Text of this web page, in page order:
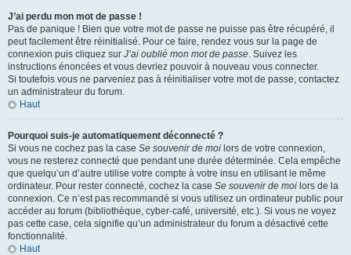
J’ai perdu mon mot de passe !
Pas de panique ! Bien que votre mot de passe ne puisse pas être récupéré, il
peut facilement être réinitialisé. Pour ce faire, rendez vous sur la page de
connexion puis cliquez sur J’ai oublié mon mot de passe. Suivez les
instructions énoncées et vous devriez pouvoir à nouveau vous connecter.
Si toutefois vous ne parveniez pas à réinitialiser votre mot de passe, contactez
un administrateur du forum.
Haut
Pourquoi suis-je automatiquement déconnecté ?
Si vous ne cochez pas la case Se souvenir de moi lors de votre connexion,
vous ne resterez connecté que pendant une durée déterminée. Cela empêche
que quelqu’un d’autre utilise votre compte à votre insu en utilisant le même
ordinateur. Pour rester connecté, cochez la case Se souvenir de moi lors de la
connexion. Ce n’est pas recommandé si vous utilisez un ordinateur public pour
accéder au forum (bibliothèque, cyber-café, université, etc.). Si vous ne voyez
pas cette case, cela signifie qu’un administrateur du forum a désactivé cette
fonctionnalité.
Haut